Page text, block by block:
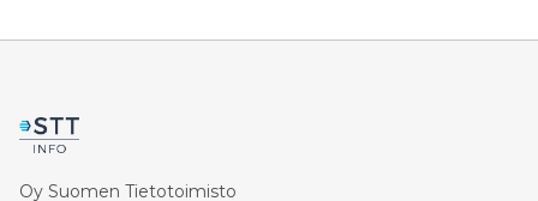
Oy Suomen Tietotoimisto